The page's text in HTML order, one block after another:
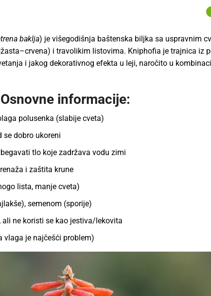
baklja) je višegodišnja baštenska biljka sa uspravnim
i travolikim listovima. Kniphofia je trajnica iz
i jakog dekorativnog efekta u leji, naročito u
informacije:
polusenka (slabije cveta)
se dobro ukoreni
tlo koje zadržava vodu zimi
i zaštita krune
lista, manje cveta)
semenom (sporije)
ne koristi se kao jestiva/lekovita
vlaga je najčešći problem)